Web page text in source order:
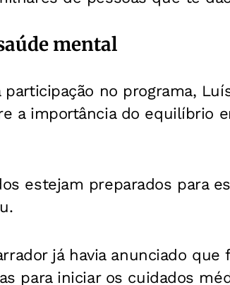
mental
no programa,
a importância do equilíbrio
estejam preparados para
já havia anunciado que
para iniciar os cuidados